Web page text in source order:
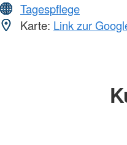
Tagespflege
Karte: Link zur